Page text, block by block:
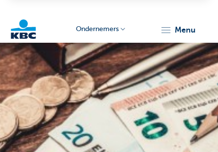
KBC
Ondernemers
Ondernemers menu